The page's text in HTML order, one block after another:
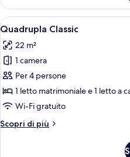
Superior
con
letto
matrimoniale,
balcone
Apri
tutte
le
foto
per
Quadrupla
Classic
4
Quadrupla Classic
22 m²
1 camera
Per 4 persone
1 letto matrimoniale e 1 letto a
Wi-Fi gratuito
Scopri di più
Altri